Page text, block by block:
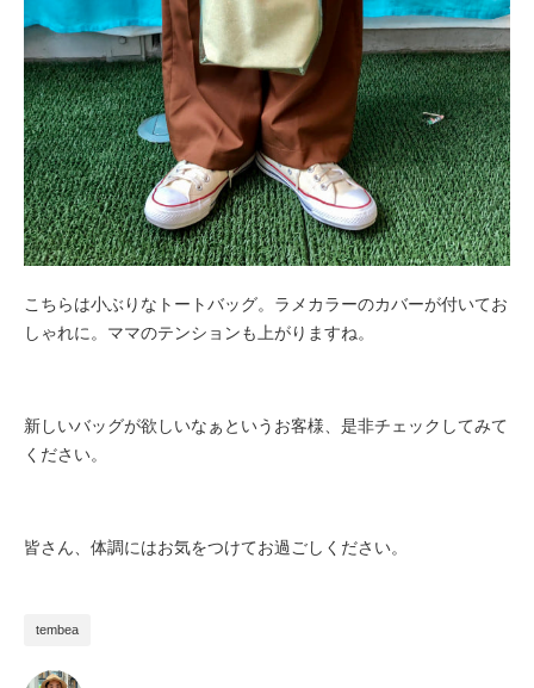
こちらは小ぶりなトートバッグ。ラメカラーのカバーが付いてお
しゃれに。ママのテンションも上がりますね。
新しいバッグが欲しいなぁというお客様、是非チェックしてみて
ください。
皆さん、体調にはお気をつけてお過ごしください。
tembea